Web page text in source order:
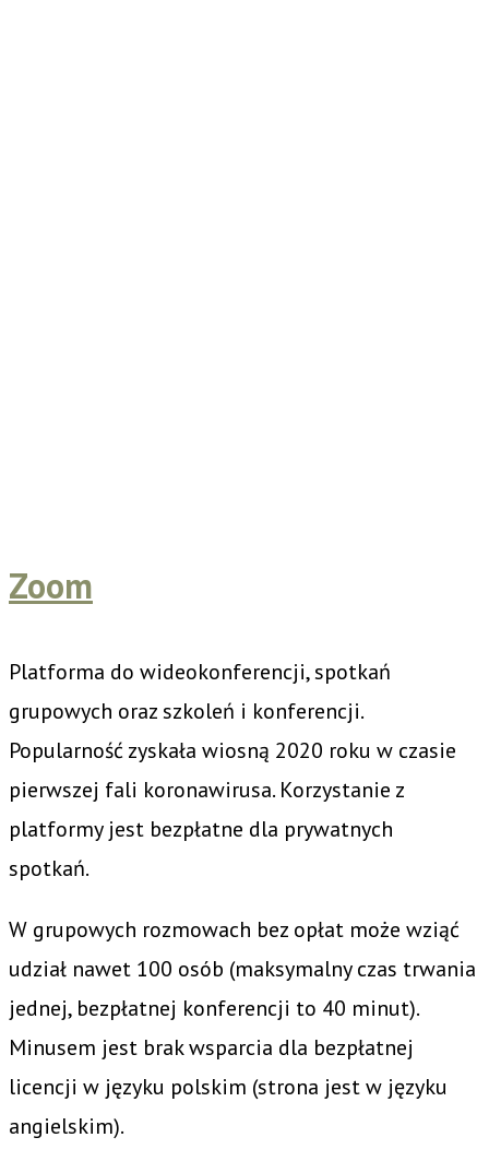
Zoom
Platforma do wideokonferencji, spotkań
grupowych oraz szkoleń i konferencji.
Popularność zyskała wiosną 2020 roku w czasie
pierwszej fali koronawirusa. Korzystanie z
platformy jest bezpłatne dla prywatnych
spotkań.
W grupowych rozmowach bez opłat może wziąć
udział nawet 100 osób (maksymalny czas trwania
jednej, bezpłatnej konferencji to 40 minut).
Minusem jest brak wsparcia dla bezpłatnej
licencji w języku polskim (strona jest w języku
angielskim).